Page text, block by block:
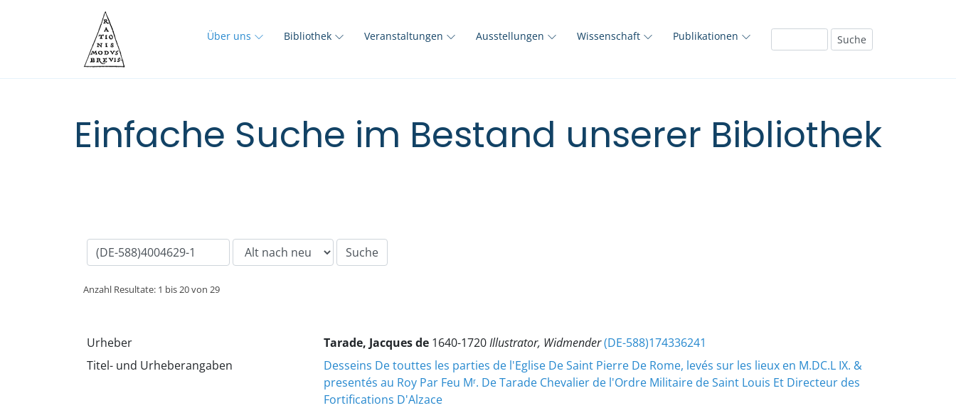
Über uns Bibliothek Veranstaltungen Ausstellungen Wissenschaft Publikationen
Einfache Suche im Bestand unserer Bibliothek
Anzahl Resultate: 1 bis 20 von 29
Urheber Tarade, Jacques de 1640-1720Illustrator, Widmender(DE-588)174336241
Titel- und Urheberangaben
Desseins De touttes les parties de l'Eglise De Saint Pierre De Rome, levés sur les lieux en M.DC.L IX. &
presentés au Roy Par Feu Mʳ. De Tarade Chevalier de l'Ordre Militaire de Saint Louis Et Directeur des
Fortifications D'Alzace